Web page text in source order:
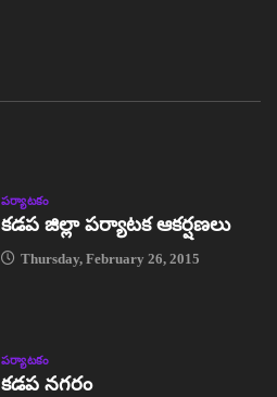
పర్యాటకం
కడప జిల్లా పర్యాటక ఆకర్షణలు
Thursday, February 26, 2015
పర్యాటకం
కడప నగరం